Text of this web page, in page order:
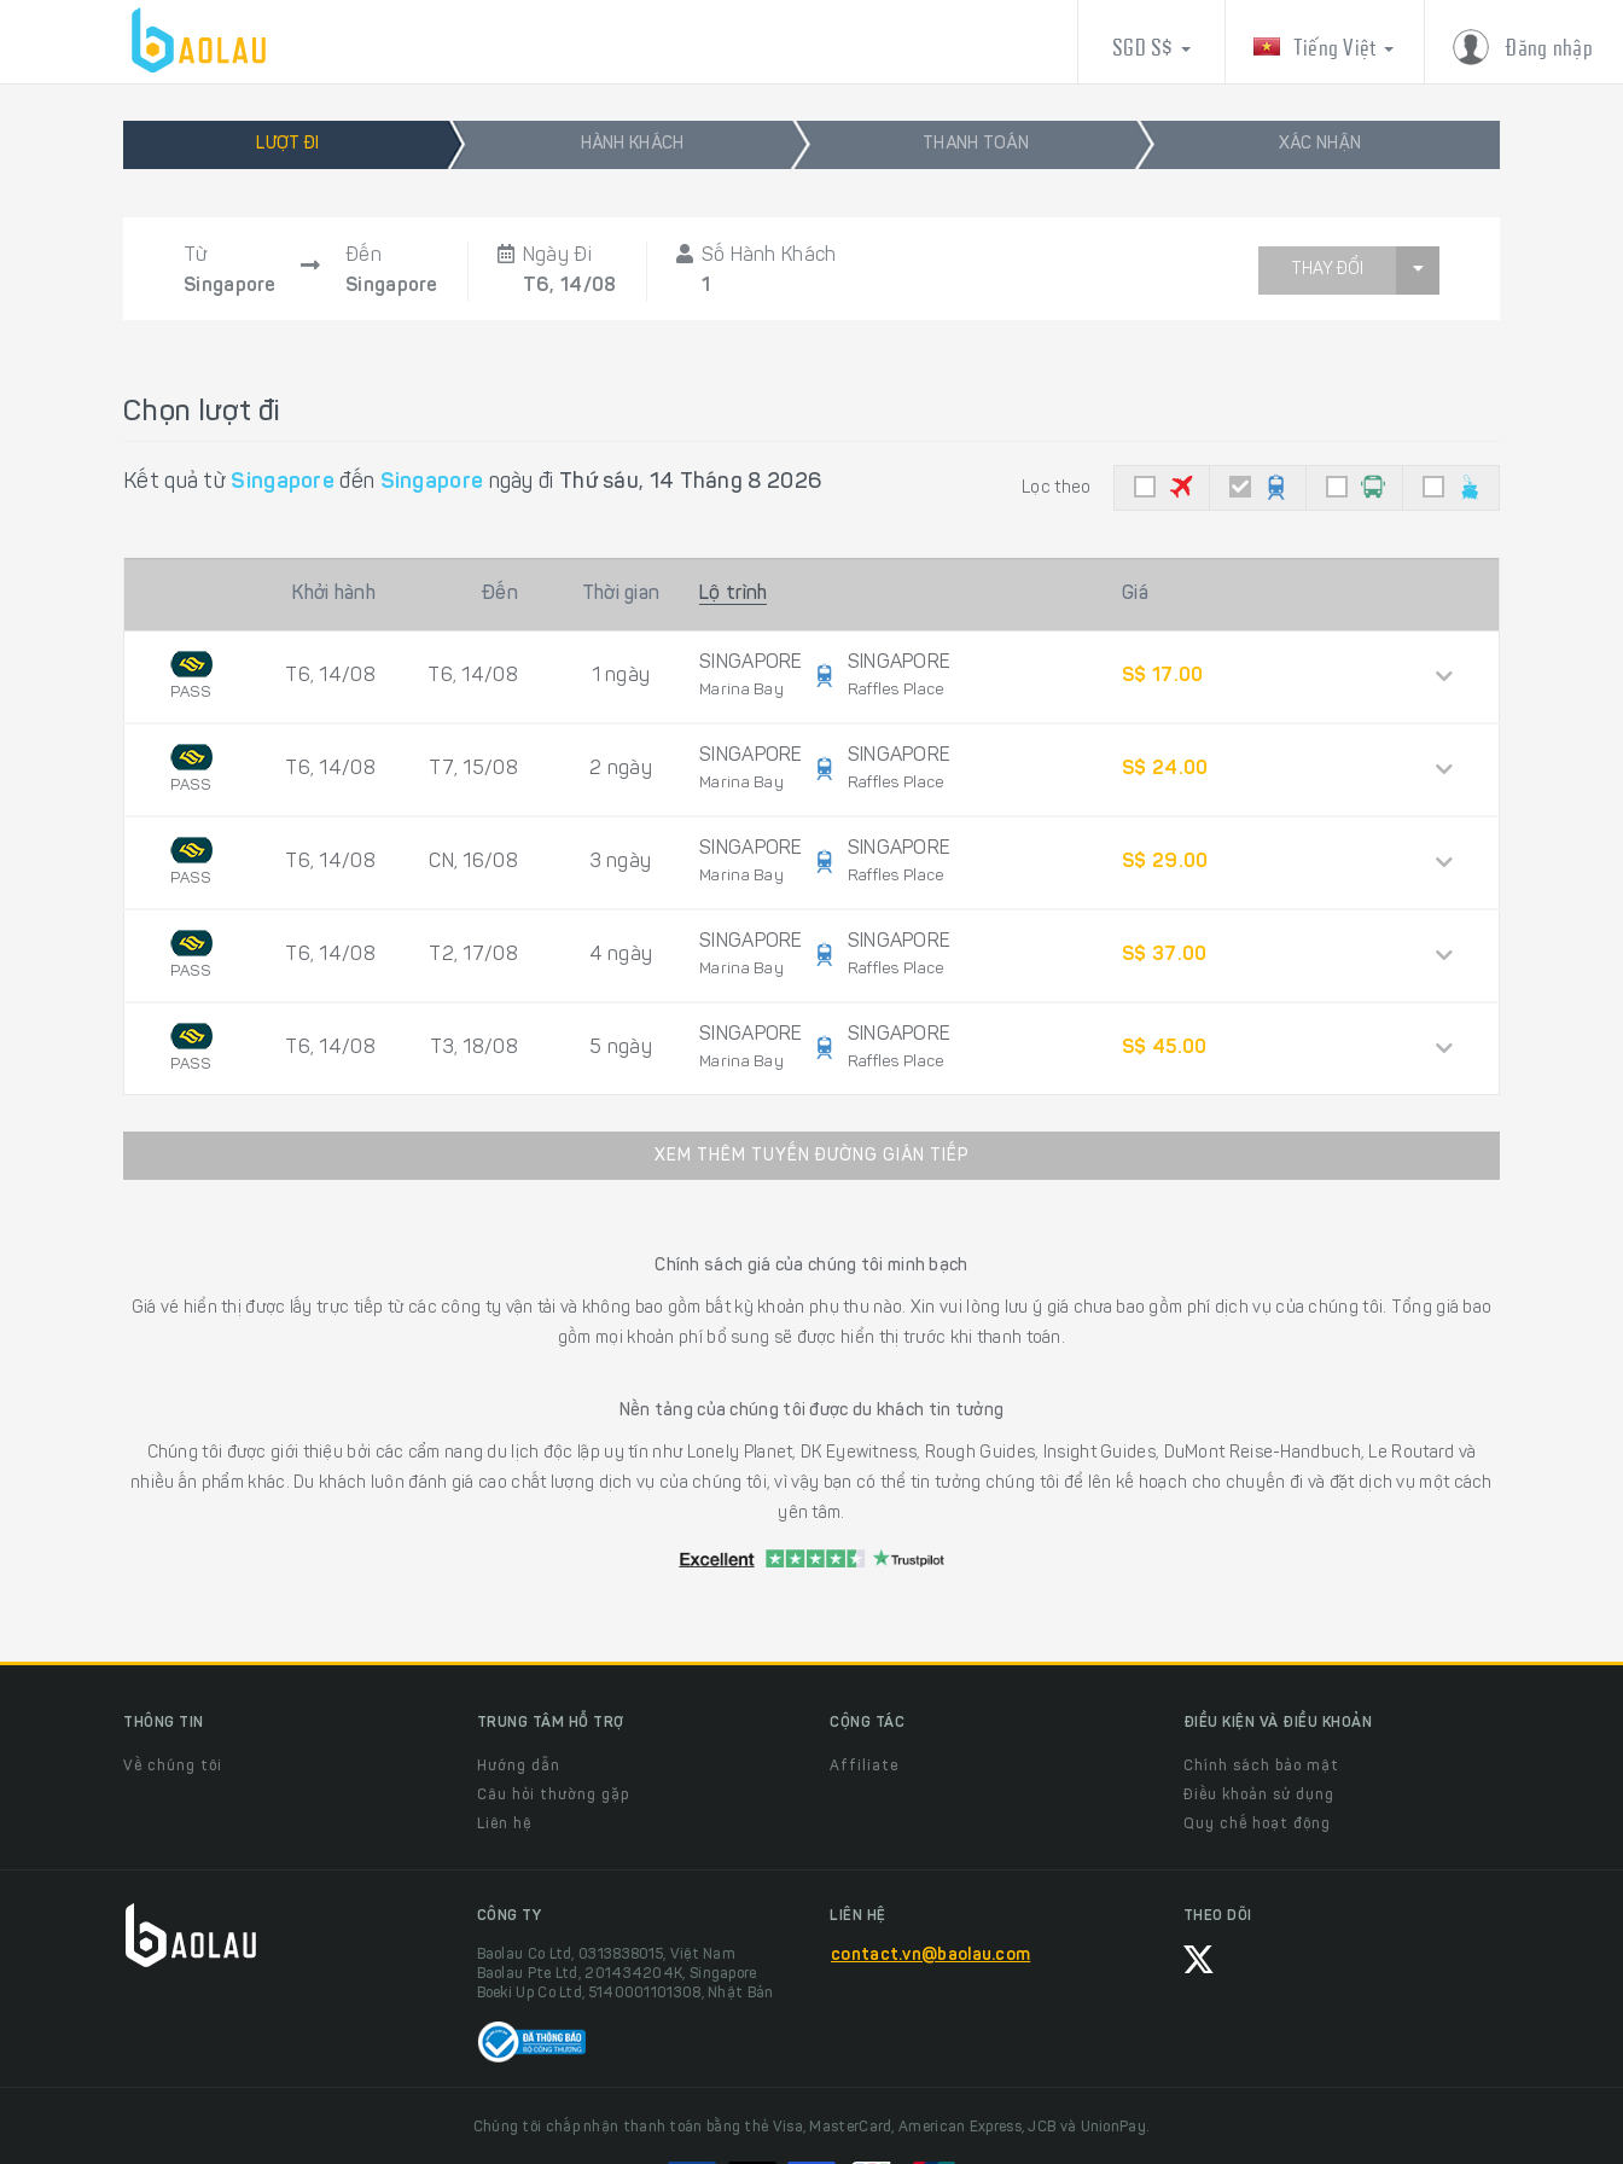
Đăng nhập
Tiếng Việt
SGD S$
LƯỢT ĐI HÀNH KHÁCH THANH TOÁN XÁC NHẬN
Từ
Singapore
Đến
Singapore
Ngày Đi
T6, 14/08
Số Hành Khách
1
THAY ĐỔI
Chọn lượt đi
Kết quả từ Singapore đến Singapore ngày đi Thứ sáu, 14 Tháng 8 2026 Lọc theo
Khởi hành Đến Thời gian Lộ trình Giá
PASS
T6, 14/08 T6, 14/08 1 ngày
SINGAPORE
Marina Bay
SINGAPORE
Raffles Place
S$ 17.00
PASS
T6, 14/08 T7, 15/08 2 ngày
SINGAPORE
Marina Bay
SINGAPORE
Raffles Place
S$ 24.00
PASS
T6, 14/08 CN, 16/08 3 ngày
SINGAPORE
Marina Bay
SINGAPORE
Raffles Place
S$ 29.00
PASS
T6, 14/08 T2, 17/08 4 ngày
SINGAPORE
Marina Bay
SINGAPORE
Raffles Place
S$ 37.00
PASS
T6, 14/08 T3, 18/08 5 ngày
SINGAPORE
Marina Bay
SINGAPORE
Raffles Place
S$ 45.00
XEM THÊM TUYẾN ĐƯỜNG GIÁN TIẾP
Chính sách giá của chúng tôi minh bạch
Giá vé hiển thị được lấy trực tiếp từ các công ty vận tải và không bao gồm bất kỳ khoản phụ thu nào. Xin vui lòng lưu ý giá chưa bao gồm phí dịch vụ của chúng tôi. Tổng giá bao
gồm mọi khoản phí bổ sung sẽ được hiển thị trước khi thanh toán.
Nền tảng của chúng tôi được du khách tin tưởng
Chúng tôi được giới thiệu bởi các cẩm nang du lịch độc lập uy tín như Lonely Planet, DK Eyewitness, Rough Guides, Insight Guides, DuMont Reise-Handbuch, Le Routard và
nhiều ấn phẩm khác. Du khách luôn đánh giá cao chất lượng dịch vụ của chúng tôi, vì vậy bạn có thể tin tưởng chúng tôi để lên kế hoạch cho chuyến đi và đặt dịch vụ một cách
yên tâm.
THÔNG TIN
Về chúng tôi
TRUNG TÂM HỖ TRỢ
Hướng dẫn
Câu hỏi thường gặp
Liên hệ
CỘNG TÁC
Affiliate
ĐIỀU KIỆN VÀ ĐIỀU KHOẢN
Chính sách bảo mật
Điều khoản sử dụng
Quy chế hoạt động
CÔNG TY
Baolau Co Ltd, 0313838015, Việt Nam
Baolau Pte Ltd, 201434204K, Singapore
Boeki Up Co Ltd, 5140001101308, Nhật Bản
LIÊN HỆ
contact.vn@baolau.com
THEO DÕI
Chúng tôi chấp nhận thanh toán bằng thẻ Visa, MasterCard, American Express, JCB và UnionPay.